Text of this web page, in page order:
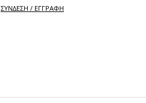
ΣΎΝΔΕΣΗ / ΕΓΓΡΑΦΉ